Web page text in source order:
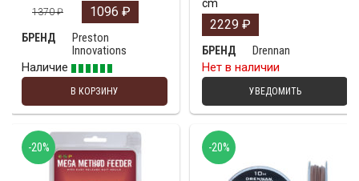
1370₽ 1096 ₽
БРЕНД
Preston
Innovations
Наличие
В КОРЗИНУ
cm
2229 ₽
БРЕНД
Drennan
Нет в наличии
УВЕДОМИТЬ
-20% -20%